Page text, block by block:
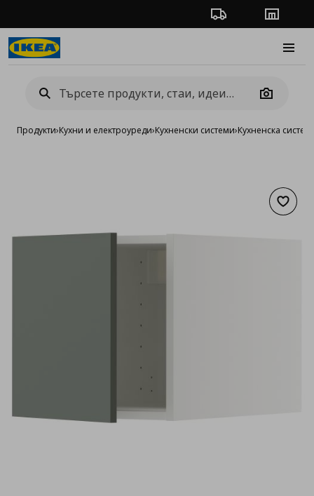
Проследяване на
Camera
Продукти›Кухни и електроуреди›Кухненски системи›Кухненска